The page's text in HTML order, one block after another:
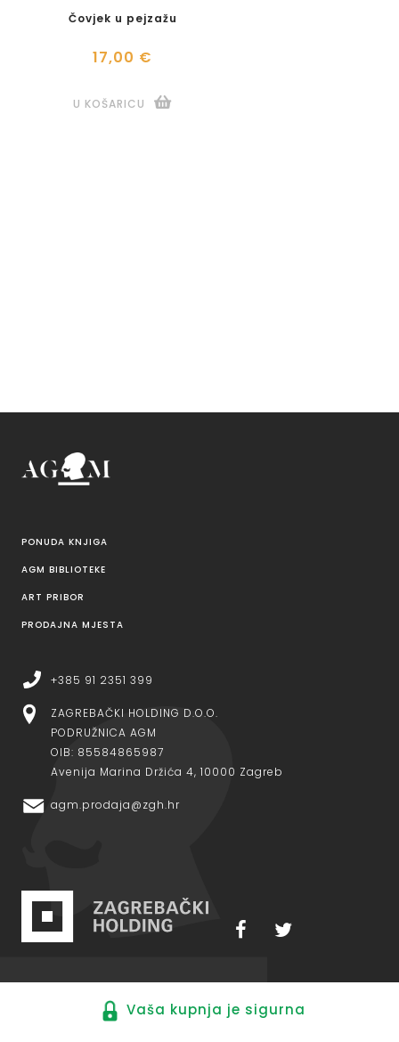
Čovjek u pejzažu
17,00 €
U KOŠARICU
PONUDA KNJIGA
AGM BIBLIOTEKE
ART PRIBOR
PRODAJNA MJESTA
+385 91 2351 399
ZAGREBAČKI HOLDING D.O.O.
PODRUŽNICA AGM
OIB: 85584865987
Avenija Marina Držića 4, 10000 Zagreb
agm.prodaja@zgh.hr
Vaša kupnja je sigurna